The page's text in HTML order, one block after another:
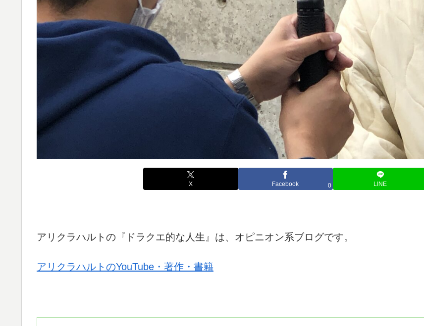
X Facebook 0 LINE
アリクラハルトの『ドラクエ的な人生』は、オピニオン系ブログです。
アリクラハルトのYouTube・著作・書籍